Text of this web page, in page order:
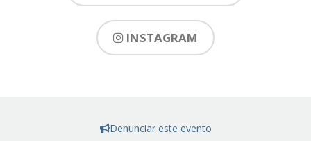
INSTAGRAM
Denunciar este evento